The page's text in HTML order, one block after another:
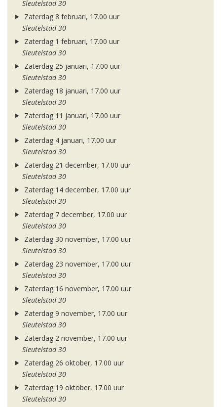
Sleutelstad 30
Zaterdag 8 februari, 17.00 uur
Sleutelstad 30
Zaterdag 1 februari, 17.00 uur
Sleutelstad 30
Zaterdag 25 januari, 17.00 uur
Sleutelstad 30
Zaterdag 18 januari, 17.00 uur
Sleutelstad 30
Zaterdag 11 januari, 17.00 uur
Sleutelstad 30
Zaterdag 4 januari, 17.00 uur
Sleutelstad 30
Zaterdag 21 december, 17.00 uur
Sleutelstad 30
Zaterdag 14 december, 17.00 uur
Sleutelstad 30
Zaterdag 7 december, 17.00 uur
Sleutelstad 30
Zaterdag 30 november, 17.00 uur
Sleutelstad 30
Zaterdag 23 november, 17.00 uur
Sleutelstad 30
Zaterdag 16 november, 17.00 uur
Sleutelstad 30
Zaterdag 9 november, 17.00 uur
Sleutelstad 30
Zaterdag 2 november, 17.00 uur
Sleutelstad 30
Zaterdag 26 oktober, 17.00 uur
Sleutelstad 30
Zaterdag 19 oktober, 17.00 uur
Sleutelstad 30